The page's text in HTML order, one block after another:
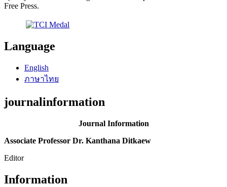
Free Press.
Language
English
ภาษาไทย
journalinformation
Journal Information
Associate Professor Dr. Kanthana Ditkaew
Editor
Information